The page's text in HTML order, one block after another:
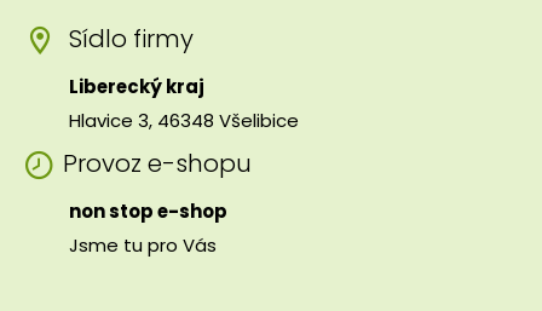
Sídlo firmy
Liberecký kraj
Hlavice 3, 46348 Všelibice
Provoz e-shopu
non stop e-shop
Jsme tu pro Vás